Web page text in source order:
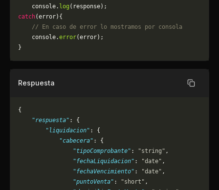
    console.
log (response);
catch(error){
    // En caso de error lo mostramos por consola
	console.
error(error);
}
Respuesta Copiar
{
    "respuesta"
: {
        "liquidacion"
: {
            "cabecera"
: {
                "tipoComprobante"
: "string" ,
                "fechaLiquidacion"
: "date" ,
                "fechaVencimiento"
: "date" ,
                "puntoVenta"
: "short" ,